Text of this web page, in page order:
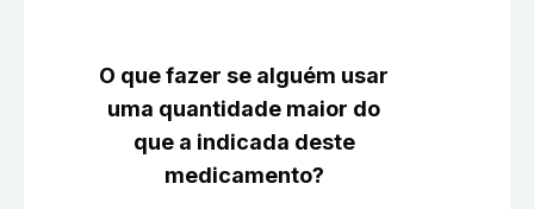
O que fazer se alguém usar
uma quantidade maior do
que a indicada deste
medicamento?